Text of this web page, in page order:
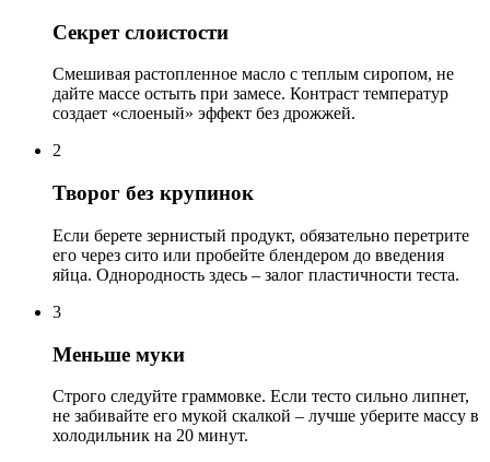
Секрет слоистости
Смешивая растопленное масло с теплым сиропом, не
дайте массе остыть при замесе. Контраст температур
создает «слоеный» эффект без дрожжей.
2
Творог без крупинок
Если берете зернистый продукт, обязательно перетрите
его через сито или пробейте блендером до введения
яйца. Однородность здесь – залог пластичности теста.
3
Меньше муки
Строго следуйте граммовке. Если тесто сильно липнет,
не забивайте его мукой скалкой – лучше уберите массу в
холодильник на 20 минут.